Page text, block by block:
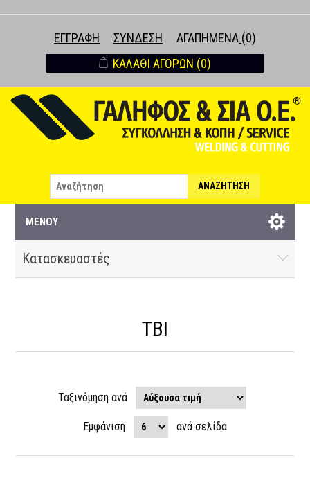
ΕΓΓΡΑΦΉ ΣΎΝΔΕΣΗ ΑΓΑΠΗΜΈΝΑ (0)
ΚΑΛΆΘΙ ΑΓΟΡΏΝ (0)
ΑΝΑΖΉΤΗΣΗ
ΜΕΝΟΎ
Κατασκευαστές
TBI
Ταξινόμηση ανά
Εμφάνιση ανά σελίδα